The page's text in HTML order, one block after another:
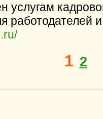
работодателей
1 2